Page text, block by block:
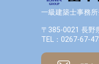
一級建築士事務
〒385-0021 長野
TEL：0267-67-